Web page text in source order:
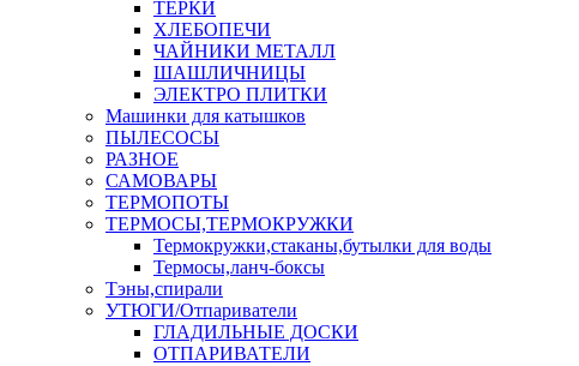
ТЕРКИ
ХЛЕБОПЕЧИ
ЧАЙНИКИ МЕТАЛЛ
ШАШЛИЧНИЦЫ
ЭЛЕКТРО ПЛИТКИ
Машинки для катышков
ПЫЛЕСОСЫ
РАЗНОЕ
САМОВАРЫ
ТЕРМОПОТЫ
ТЕРМОСЫ,ТЕРМОКРУЖКИ
Термокружки,стаканы,бутылки для воды
Термосы,ланч-боксы
Тэны,спирали
УТЮГИ/Отпариватели
ГЛАДИЛЬНЫЕ ДОСКИ
ОТПАРИВАТЕЛИ